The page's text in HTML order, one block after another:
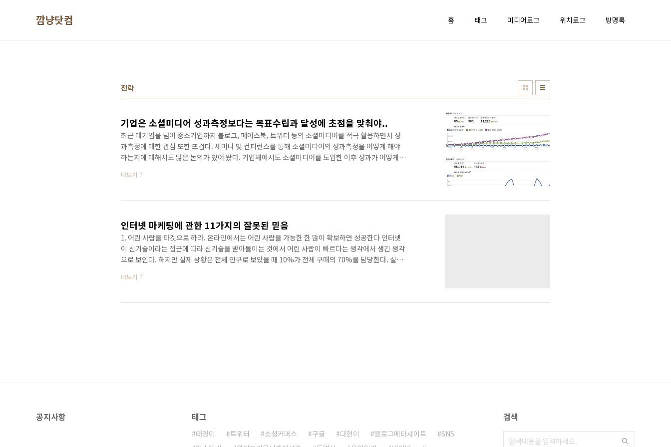
깜냥닷컴 홈 태그 미디어로그 위치로그 방명록
전략
기업은 소셜미디어 성과측정보다는 목표수립과 달성에 초점을 맞춰야..
최근 대기업을 넘어 중소기업까지 블로그, 페이스북, 트위터 등의 소셜미디어를 적극 활용하면서 성
과측정에 대한 관심 또한 뜨겁다. 세미나 및 컨퍼런스를 통해 소셜미디어의 성과측정을 어떻게 해야
하는지에 대해서도 많은 논의가 있어 왔다. 기업체에서도 소셜미디어를 도입한 이후 성과가 어떻게
해야 하는 것으로 생각하게 되었다. 하지만 브랜드 인지도 및 영향력 등에 대한 측정은 애시당초 기업
은 이들 리서치회사에서 더 클 수밖에 없다. 게다가 소셜 마케팅 대행 회사나 컨설팅 회사에서도 성과
더보기
인터넷 마케팅에 관한 11가지의 잘못된 믿음
1. 어린 사람을 타겟으로 하라. 온라인에서는 어린 사람을 가능한 한 많이 확보하면 성공한다 인터넷
이 신기술이라는 접근에 따라 신기술을 받아들이는 것에서 어린 사람이 빠르다는 생각에서 생긴 생각
으로 보인다. 하지만 실제 상황은 전체 인구로 보았을 때 10%가 전체 구매의 70%를 담당한다. 실제
용자를 많이 모으고 트래픽을 많이 발생시키는 것이 아니라 사람들의 구매력에 초점을 맞추어야 한
요하다 그동안 온라인 기업들이 초기에 트래픽을 충분히 발생시키고 브랜드를 쌓는 것이 필요하다는
더보기
공지사항 태그
태양이 트위터 소셜커머스 구글 다현이 블로그메타사이트
SNS
검색